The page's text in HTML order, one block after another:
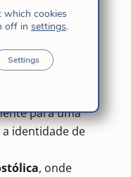
:
e discernimento,
para uma
identidade de
, onde
which cookies
off in settings.
Settings